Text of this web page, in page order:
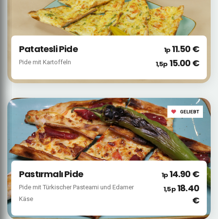
Patatesli Pide
Pide mit Kartoffeln
1p 11.50 €
1,5p 15.00 €
GELIEBT
Pastırmalı Pide
Pide mit Türkischer Pasteami und Edamer
Käse
1p 14.90 €
1,5p18.40
€